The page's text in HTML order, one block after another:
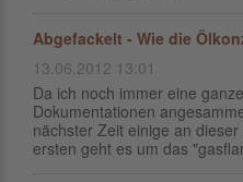
Abgefackelt - Wie die
13.06.2012 13:01
Da ich noch immer eine
Dokumentationen
nächster Zeit einige an
ersten geht es um das